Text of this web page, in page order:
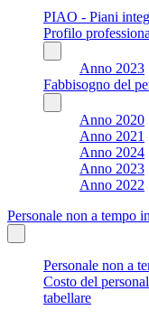
PIAO - Piani
Profilo
Anno 2023
Fabbisogno del
Anno 2020
Anno 2021
Anno 2024
Anno 2023
Anno 2022
Personale non a tempo
Personale non a
Costo del
tabellare